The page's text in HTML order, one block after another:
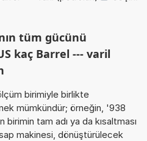
tüm gücünü
kaç Barrel --- varil
birimiyle birlikte
mümkündür; örneğin, '938
tam adı ya da kısaltması
makinesi, dönüştürülecek